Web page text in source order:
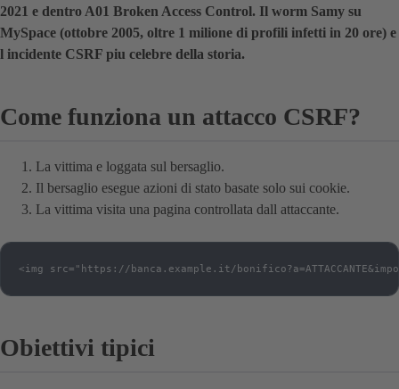
2021 e dentro A01 Broken Access Control. Il worm Samy su
MySpace (ottobre 2005, oltre 1 milione di profili infetti in 20 ore) e
l incidente CSRF piu celebre della storia.
Come funziona un attacco CSRF?
La vittima e loggata sul bersaglio.
Il bersaglio esegue azioni di stato basate solo sui cookie.
La vittima visita una pagina controllata dall attaccante.
<img src="https://banca.example.it/
Obiettivi tipici